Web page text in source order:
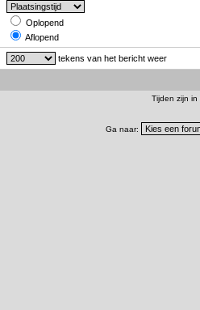
Oplopend
Aflopend
tekens van het bericht weer
Tijden zijn in
Ga naar: